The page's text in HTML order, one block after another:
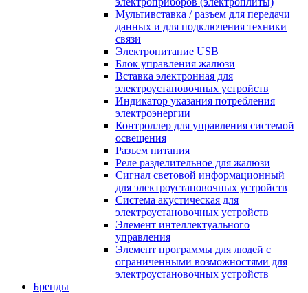
Мультивставка / разъем для передачи
данных и для подключения техники
связи
Электропитание USB
Блок управления жалюзи
Вставка электронная для
электроустановочных устройств
Индикатор указания потребления
электроэнергии
Контроллер для управления системой
освещения
Разъем питания
Реле разделительное для жалюзи
Сигнал световой информационный
для электроустановочных устройств
Система акустическая для
электроустановочных устройств
Элемент интеллектуального
управления
Элемент программы для людей с
ограниченными возможностями для
электроустановочных устройств
Бренды